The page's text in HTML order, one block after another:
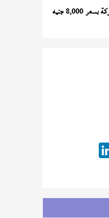
تشطيب الشركة بسعر 8,000 جنيه